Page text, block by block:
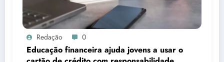
Redação 0
Educação financeira ajuda jovens a usar o